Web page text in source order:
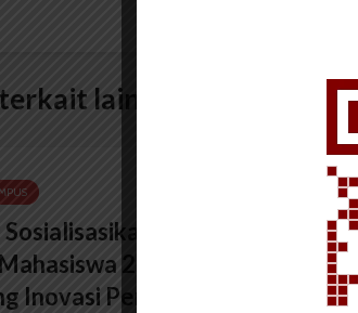
lain
Lomba
2026,
Inovasi Penelitian